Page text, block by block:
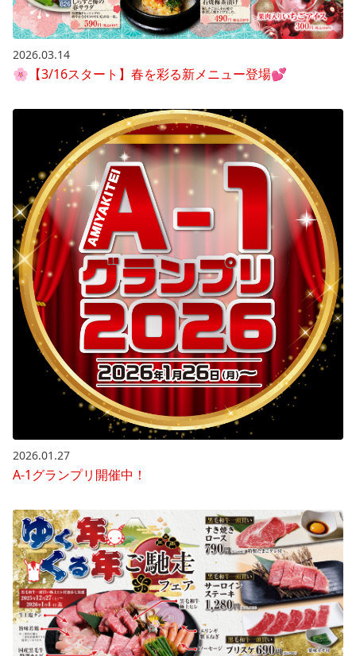
2026.03.14
🌸【3/16スタート】春を彩る新メニュー登場💕
2026.01.27
A-1グランプリ開催中！